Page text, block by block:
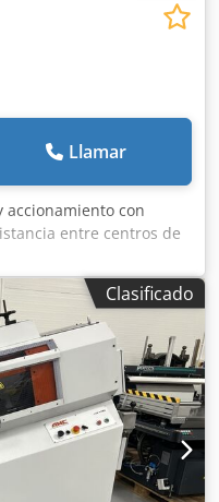
Llamar
accionamiento con
entre centros de
Clasificado